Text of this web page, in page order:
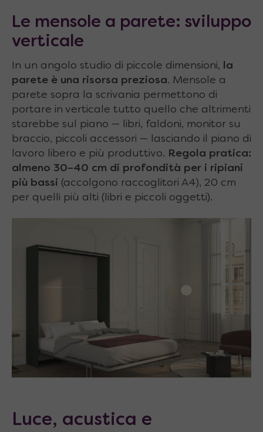
Le mensole a parete: sviluppo
verticale
In un angolo studio di piccole dimensioni, la
parete è una risorsa preziosa. Mensole a
parete sopra la scrivania permettono di
portare in verticale tutto quello che altrimenti
starebbe sul piano — libri, faldoni, monitor su
braccio, piccoli accessori — lasciando il piano di
lavoro libero e più produttivo. Regola pratica:
almeno 30–40 cm di profondità per i ripiani
più bassi (accolgono raccoglitori A4), 20 cm
per quelli più alti (libri e piccoli oggetti).
Luce, acustica e